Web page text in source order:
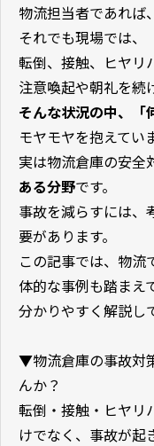
物流担当者であれば
それでも現場では、
転倒、接触、ヒヤリ
注意喚起や朝礼を続
そんな状況の中、「
モヤモヤを抱えてい
実は物流倉庫の安全
ある分野です。
事故を減らすには、
要があります。
この記事では、物流
体的な事例も踏まえ
分かりやすく解説し
▼物流倉庫の事故対
んか？
転倒・接触・ヒヤリ
けでなく、事故が起